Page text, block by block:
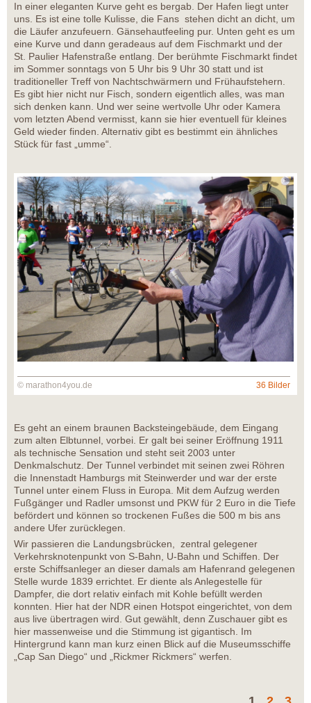
In einer eleganten Kurve geht es bergab. Der Hafen liegt unter
uns. Es ist eine tolle Kulisse, die Fans stehen dicht an dicht, um
die Läufer anzufeuern. Gänsehautfeeling pur. Unten geht es um
eine Kurve und dann geradeaus auf dem Fischmarkt und der
St. Paulier Hafenstraße entlang. Der berühmte Fischmarkt findet
im Sommer sonntags von 5 Uhr bis 9 Uhr 30 statt und ist
traditioneller Treff von Nachtschwärmern und Frühaufstehern.
Es gibt hier nicht nur Fisch, sondern eigentlich alles, was man
sich denken kann. Und wer seine wertvolle Uhr oder Kamera
vom letzten Abend vermisst, kann sie hier eventuell für kleines
Geld wieder finden. Alternativ gibt es bestimmt ein ähnliches
Stück für fast „umme“.
© marathon4you.de 36 Bilder
Es geht an einem braunen Backsteingebäude, dem Eingang
zum alten Elbtunnel, vorbei. Er galt bei seiner Eröffnung 1911
als technische Sensation und steht seit 2003 unter
Denkmalschutz. Der Tunnel verbindet mit seinen zwei Röhren
die Innenstadt Hamburgs mit Steinwerder und war der erste
Tunnel unter einem Fluss in Europa. Mit dem Aufzug werden
Fußgänger und Radler umsonst und PKW für 2 Euro in die Tiefe
befördert und können so trockenen Fußes die 500 m bis ans
andere Ufer zurücklegen.
Wir passieren die Landungsbrücken, zentral gelegener
Verkehrsknotenpunkt von S-Bahn, U-Bahn und Schiffen. Der
erste Schiffsanleger an dieser damals am Hafenrand gelegenen
Stelle wurde 1839 errichtet. Er diente als Anlegestelle für
Dampfer, die dort relativ einfach mit Kohle befüllt werden
konnten. Hier hat der NDR einen Hotspot eingerichtet, von dem
aus live übertragen wird. Gut gewählt, denn Zuschauer gibt es
hier massenweise und die Stimmung ist gigantisch. Im
Hintergrund kann man kurz einen Blick auf die Museumsschiffe
„Cap San Diego“ und „Rickmer Rickmers“ werfen.